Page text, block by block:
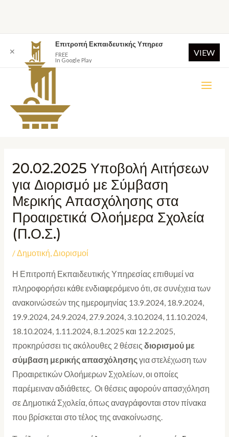
20.02.2025 Υποβολή Αιτήσεων
για Διορισμό με Σύμβαση
Μερικής Απασχόλησης στα
Προαιρετικά Ολοήμερα Σχολεία
(Π.Ο.Σ.)
/Δημοτική,Διορισμοί
Η Επιτροπή Εκπαιδευτικής Υπηρεσίας επιθυμεί να
πληροφορήσει κάθε ενδιαφερόμενο ότι, σε συνέχεια των
ανακοινώσεών της ημερομηνίας 13.9.2024, 18.9.2024,
19.9.2024, 24.9.2024, 27.9.2024, 3.10.2024, 11.10.2024,
18.10.2024, 1.11.2024, 8.1.2025 και 12.2.2025,
προκηρύσσει τις ακόλουθες 2 θέσεις διορισμού με
σύμβαση μερικής απασχόλησηςγια στελέχωση των
Προαιρετικών Ολοήμερων Σχολείων, οι οποίες
παρέμειναν αδιάθετες. Οι θέσεις αφορούν απασχόληση
σε Δημοτικά Σχολεία, όπως αναγράφονται στον πίνακα
που βρίσκεται στο τέλος της ανακοίνωσης.
✕
Επιτροπή Εκπαιδευτικής Υπηρεσ
FREE
In Google Play
VIEW